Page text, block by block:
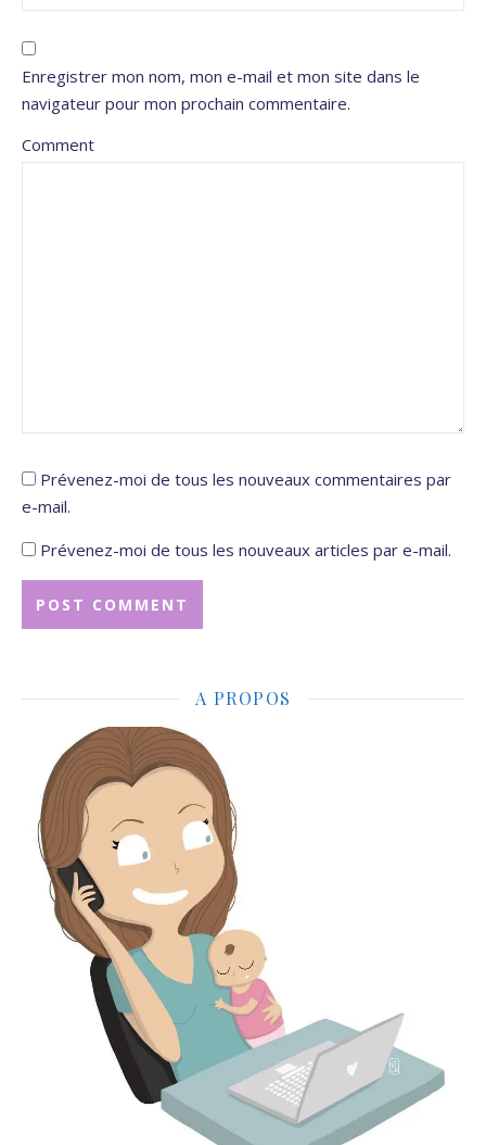
Enregistrer mon nom, mon e-mail et mon site dans le
navigateur pour mon prochain commentaire.
Comment
Prévenez-moi de tous les nouveaux commentaires par
e-mail.
Prévenez-moi de tous les nouveaux articles par e-mail.
A PROPOS